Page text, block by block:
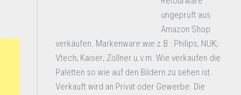
ungeprüft aus
Amazon Shop
verkäufen. Markenware wie z.B.: Philips; NUK;
Vtech; Kaiser; Zöllner u.v.m. Wie verkaufen die
Paletten so wie auf den Bildern zu sehen ist.
Verkauft wird an Privat oder Gewerbe. Die